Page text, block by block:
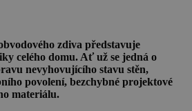
zdiva představuje
celého domu. Ať už se jedná o
nevyhovujícího stavu stěn,
povolení, bezchybné projektové
materiálu.